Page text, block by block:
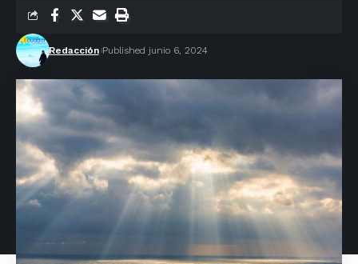
Redacción Published junio 6, 2024